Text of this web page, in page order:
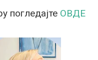
погледајте ОВДЕ